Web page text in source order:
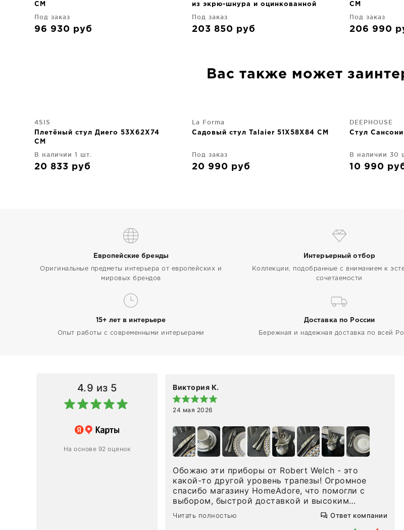
CM
Под заказ
96 930 руб
из экрю-шнура и оцинкованной
Под заказ
203 850 руб
CM
Под заказ
206 990
Вас также может
4SIS
Плетёный стул Диего 53X62X74
CM
В наличии 1 шт.
20 833 руб
La Forma
Садовый стул Talaier 51X58X84 CM
Под заказ
20 990 руб
DEEPHOUSE
Стул Сансони
В наличии 30
10 990
Европейские бренды
Оригинальные предметы интерьера от европейских и
мировых брендов
Интерьерный отбор
Коллекции, подобранные с вниманием к
сочетаемости
15+ лет в интерьере
Опыт работы с современными интерьерами
Доставка по России
Бережная и надежная доставка по всей
4.9 из 5
На основе 92 оценок
магазину за оперативную
приехал ко мне целым и
Виктория К.
24 мая 2026
Обожаю эти приборы от Robert Welch - это
какой-то другой уровень трапезы! Огромное
спасибо магазину HomeAdore, что помогли с
выбором, быстрой доставкой и высоким
сервисом. Один раз была здесь лично, забирала
чайные ложки, внутри очень много антикварной
Читать полностью Ответ компании